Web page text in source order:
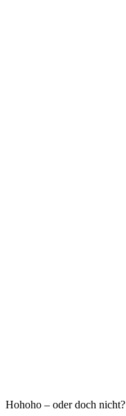
Hohoho – oder doch nicht?